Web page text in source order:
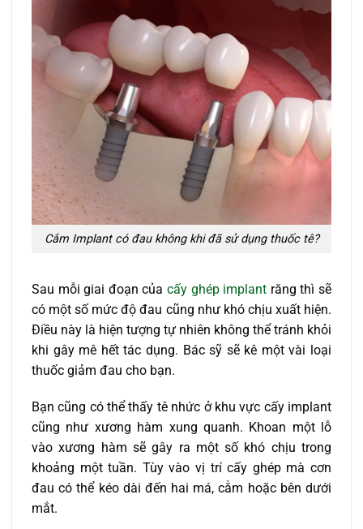
Cắm Implant có đau không khi đã sử dụng thuốc tê?
Sau mỗi giai đoạn của cấy ghép implant răng thì sẽ
có một số mức độ đau cũng như khó chịu xuất hiện.
Điều này là hiện tượng tự nhiên không thể tránh khỏi
khi gây mê hết tác dụng. Bác sỹ sẽ kê một vài loại
thuốc giảm đau cho bạn.
Bạn cũng có thể thấy tê nhức ở khu vực cấy implant
cũng như xương hàm xung quanh. Khoan một lỗ
vào xương hàm sẽ gây ra một số khó chịu trong
khoảng một tuần. Tùy vào vị trí cấy ghép mà cơn
đau có thể kéo dài đến hai má, cằm hoặc bên dưới
mắt.